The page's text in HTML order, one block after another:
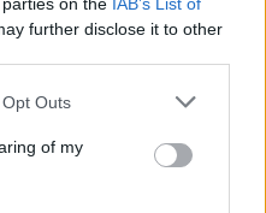
further disclose it to other
uses one or more Google
You may click to
and its third-party tags to
purposes in below Google
Outs
of my
έως και αποκλίνουσες
παρουσία των
Γεραπετρίτη
συμβούλων,